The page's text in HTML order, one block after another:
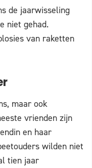
de jaarwisseling
niet gehad.
van raketten
maar ook
vrienden zijn
en haar
wilden niet
tien jaar